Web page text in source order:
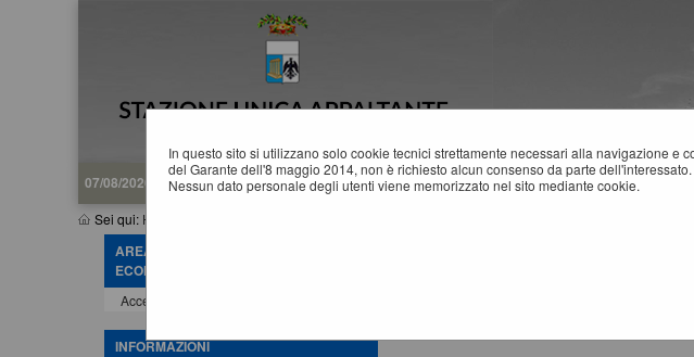
07/08/2026 08:37
Sei qui: Home
In questo sito si utilizzano solo cookie tecnici strettamente necessari alla navigazione
del Garante dell'8 maggio 2014, non è richiesto alcun consenso da parte dell'interessato.
Nessun dato personale degli utenti viene memorizzato nel sito mediante cookie.
AREA RISERVATA OPERATORE
ECONOMICO
Accedi - Registrati
INFORMAZIONI